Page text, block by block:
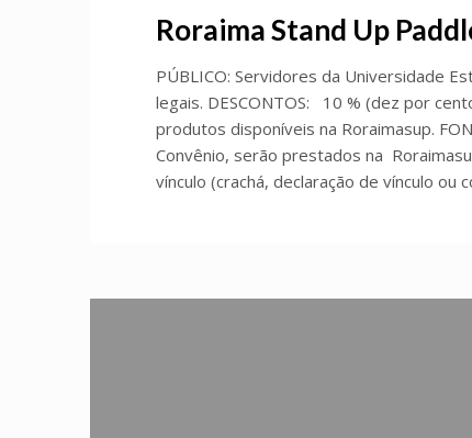
Roraima Stand Up
PÚBLICO: Servidores da Universidade
legais. DESCONTOS: 10 % (dez por
produtos disponíveis na Roraimasup.
Convênio, serão prestados na
vínculo (crachá, declaração de vínculo ou